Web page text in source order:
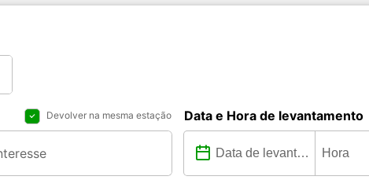
Devolver na mesma estação Data e Hora de levantamento